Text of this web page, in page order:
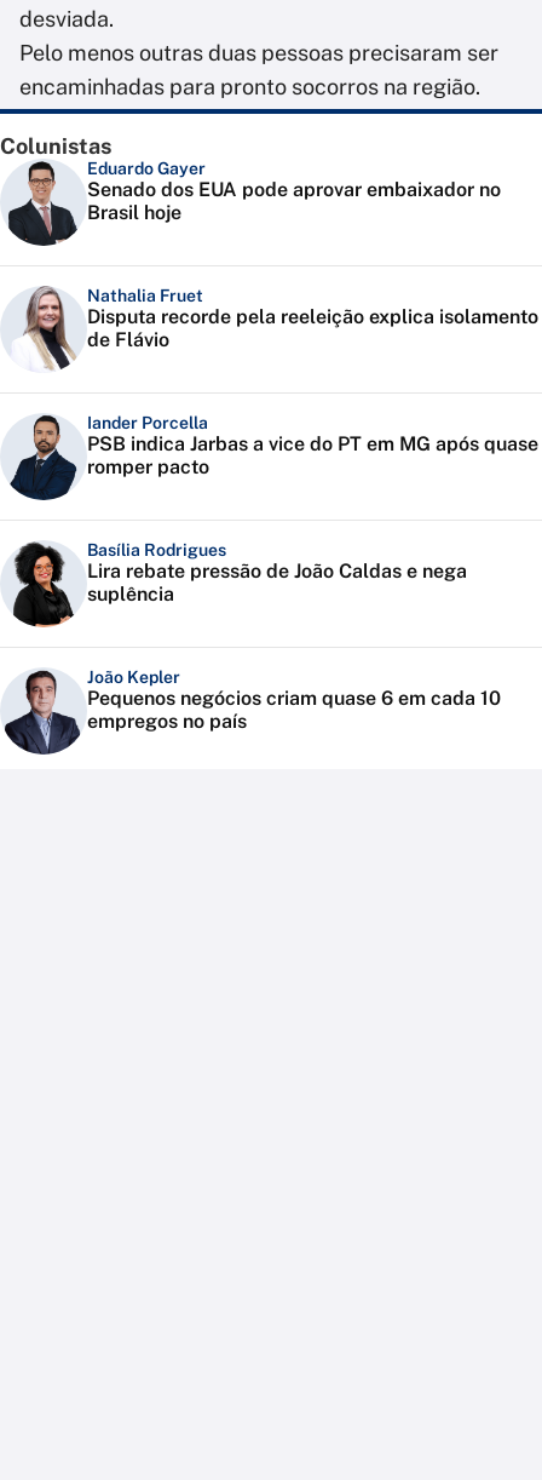
desviada.
Pelo menos outras duas pessoas precisaram ser
encaminhadas para pronto socorros na região.
Colunistas
Eduardo Gayer
Senado dos EUA pode aprovar embaixador no
Brasil hoje
Nathalia Fruet
Disputa recorde pela reeleição explica isolamento
de Flávio
Iander Porcella
PSB indica Jarbas a vice do PT em MG após quase
romper pacto
Basília Rodrigues
Lira rebate pressão de João Caldas e nega
suplência
João Kepler
Pequenos negócios criam quase 6 em cada 10
empregos no país